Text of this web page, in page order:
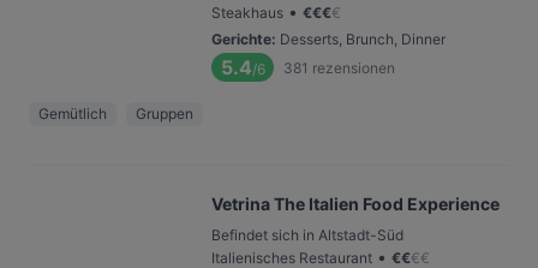
Steakhaus • €€€€
Gerichte: Desserts, Brunch, Dinner
5.4/6 381 rezensionen
Gemütlich Gruppen
Vetrina The Italien Food Experience
Befindet sich in Altstadt-Süd
Italienisches Restaurant • €€€€